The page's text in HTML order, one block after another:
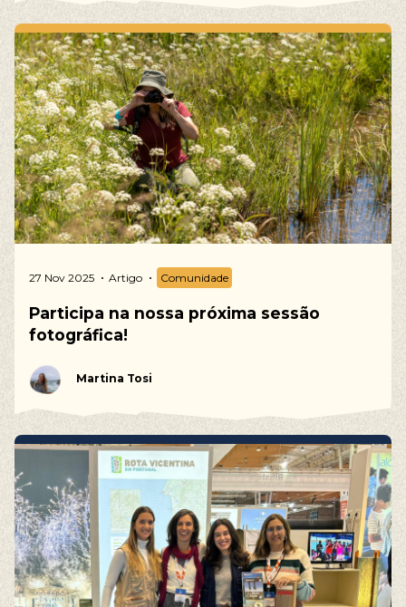
27 Nov 2025 Artigo Comunidade
Participa na nossa próxima sessão
fotográfica!
Martina Tosi